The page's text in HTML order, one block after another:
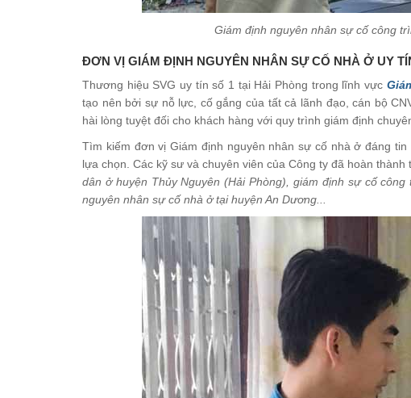
Giám định nguyên nhân sự cố công
ĐƠN VỊ GIÁM ĐỊNH NGUYÊN NHÂN SỰ CỐ NHÀ Ở UY
Thương hiệu SVG uy tín số 1 tại Hải Phòng trong lĩnh vực
tạo nên bởi sự nỗ lực, cố gắng của tất cả lãnh đạo, cán bộ
hài lòng tuyệt đối cho khách hàng với quy trình giám định
Tìm kiếm đơn vị Giám định nguyên nhân sự cố nhà ở đáng
lựa chọn. Các kỹ sư và chuyên viên của Công ty đã hoàn
dân ở huyện Thủy Nguyên (Hải Phòng), giám định sự cố
nguyên nhân sự cố nhà ở tại huyện An Dương...